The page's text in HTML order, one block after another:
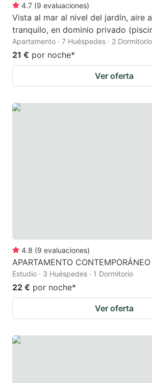
4.7 (9 evaluaciones)
Vista al mar al nivel del jardín, aire
tranquilo, en dominio privado
Apartamento · 7 Huéspedes · 2
21 € por noche*
Ver oferta
4.8 (9 evaluaciones)
APARTAMENTO
Estudio · 3 Huéspedes · 1 Dormitorio
22 € por noche*
Ver oferta